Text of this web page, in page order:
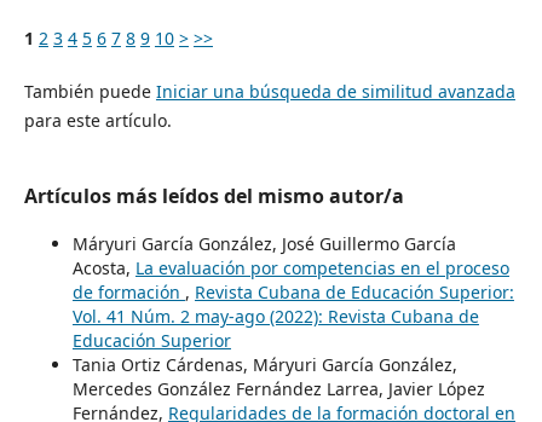
1 2 3 4 5 6 7 8 9 10 > >>
También puede Iniciar una búsqueda de similitud avanzada
para este artículo.
Artículos más leídos del mismo autor/a
Máryuri García González, José Guillermo García
Acosta, La evaluación por competencias en el proceso
de formación , Revista Cubana de Educación Superior:
Vol. 41 Núm. 2 may-ago (2022): Revista Cubana de
Educación Superior
Tania Ortiz Cárdenas, Máryuri García González,
Mercedes González Fernández Larrea, Javier López
Fernández, Regularidades de la formación doctoral en